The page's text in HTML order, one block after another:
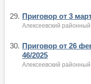
29. Приговор от 3
Алексеевский
30. Приговор от 26
46/2025
Алексеевский